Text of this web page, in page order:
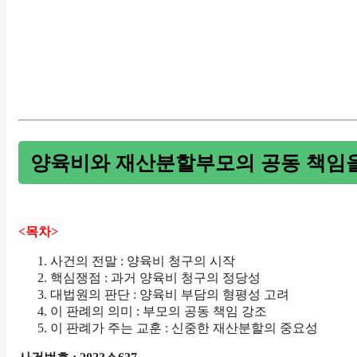
양육비와 재산분할부모의 공동 책임
<목차>
사건의 전말 : 양육비 청구의 시작
핵심쟁점 : 과거 양육비 청구의 정당성
대법원의 판단 : 양육비 부담의 형평성 고려
이 판례의 의미 : 부모의 공동 책임 강조
이 판례가 주는 교훈 : 신중한 재산분할의 중요성